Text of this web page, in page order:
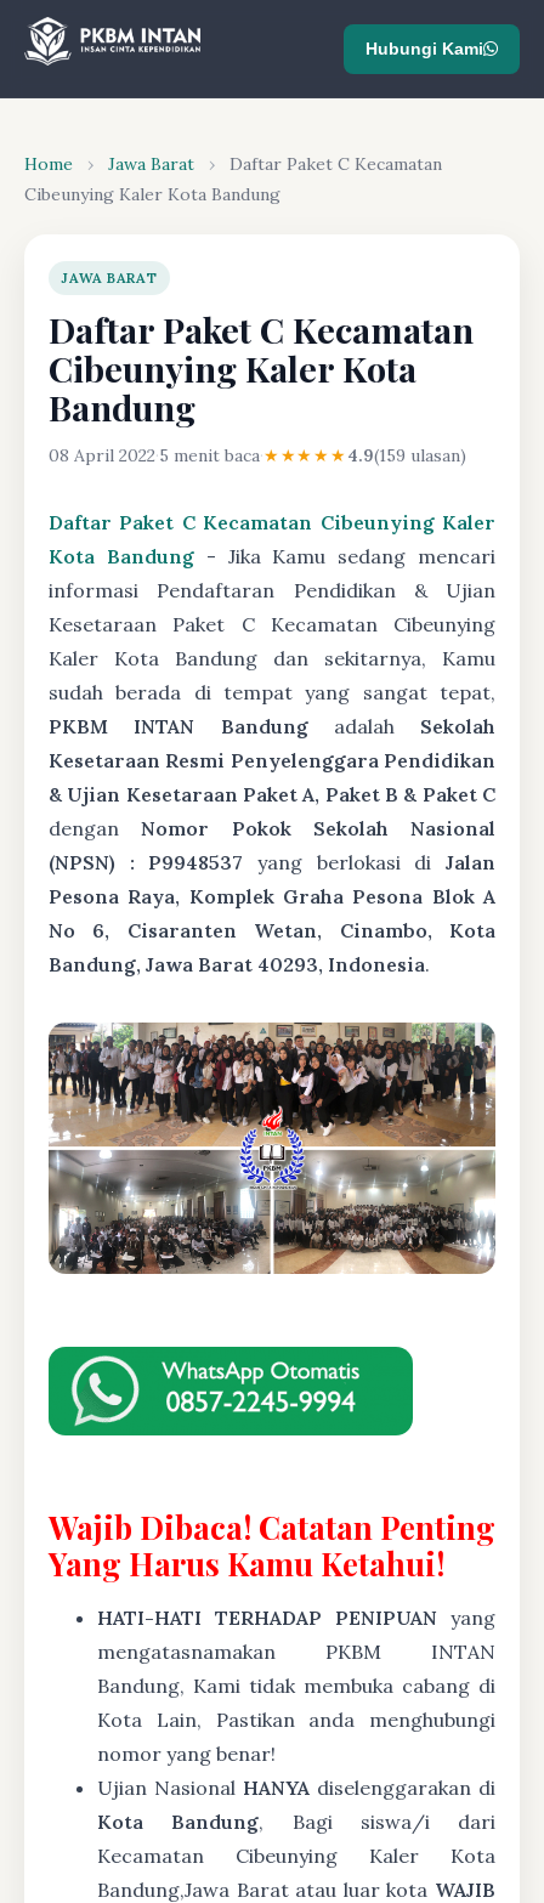
Hubungi Kami
Home › Jawa Barat ›
Daftar Paket C Kecamatan
Cibeunying Kaler Kota Bandung
JAWA BARAT
Daftar Paket C Kecamatan
Cibeunying Kaler Kota
Bandung
08 April 2022·5 menit baca·★★★★★4.9(159 ulasan)
Daftar Paket C Kecamatan Cibeunying Kaler
Kota Bandung- Jika Kamu sedang mencari
informasi Pendaftaran Pendidikan & Ujian
Kesetaraan Paket C Kecamatan Cibeunying
Kaler Kota Bandung dan sekitarnya, Kamu
sudah berada di tempat yang sangat tepat,
PKBM INTAN Bandungadalah Sekolah
Kesetaraan Resmi Penyelenggara Pendidikan
& Ujian Kesetaraan Paket A, Paket B & Paket C
denganNomor Pokok Sekolah Nasional
(NPSN) : P9948537 yang berlokasi diJalan
Pesona Raya, Komplek Graha Pesona Blok A
No 6, Cisaranten Wetan, Cinambo, Kota
Bandung, Jawa Barat 40293, Indonesia.
Wajib Dibaca! Catatan Penting
Yang Harus Kamu Ketahui!
HATI-HATI TERHADAP PENIPUAN yang
mengatasnamakan PKBM INTAN
Bandung, Kami tidak membuka cabang di
Kota Lain, Pastikan anda menghubungi
nomor yang benar!
Ujian Nasional HANYA diselenggarakan di
Kota Bandung, Bagi siswa/i dari
Kecamatan Cibeunying Kaler Kota
Bandung,Jawa Barat atau luar kota WAJIB